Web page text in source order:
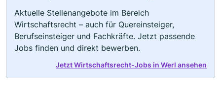
Aktuelle Stellenangebote im Bereich
Wirtschaftsrecht – auch für Quereinsteiger,
Berufseinsteiger und Fachkräfte. Jetzt passende
Jobs finden und direkt bewerben.
Jetzt Wirtschaftsrecht-Jobs in Werl ansehen